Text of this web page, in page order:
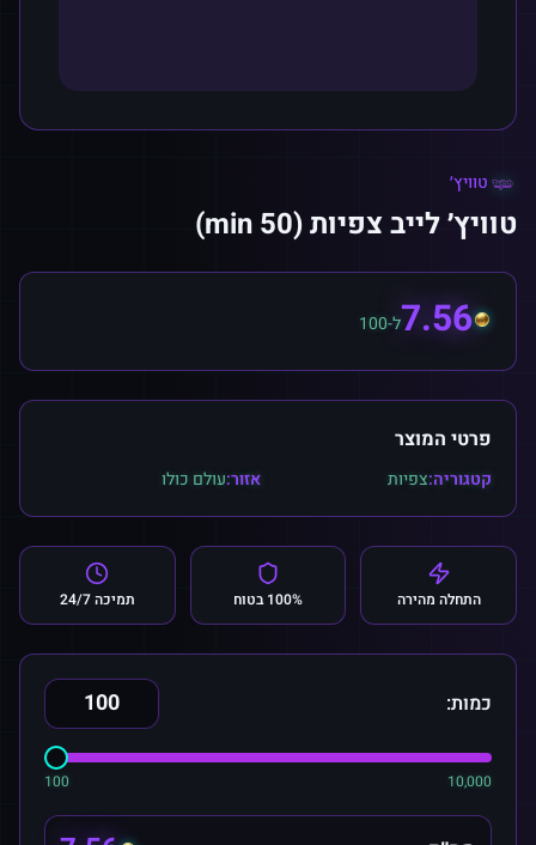
טוויץ׳
טוויץ׳ לייב צפיות (50 min)
7.56ל-100
פרטי המוצר
קטגוריה:צפיות אזור:עולם כולו
התחלה מהירה 100% בטוח תמיכה 24/7
כמות:
100 10,000